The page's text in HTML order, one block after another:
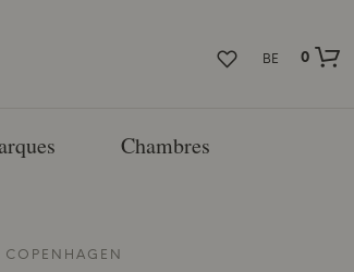
BE
0
Chambres